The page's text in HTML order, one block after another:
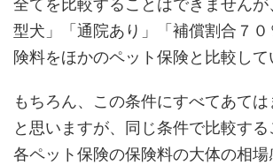
全てを比較することはできません
型犬」「通院あり」「補償割合７
険料をほかのペット保険と比較して
もちろん、この条件にすべてあて
と思いますが、同じ条件で比較する
各ペット保険の保険料の大体の相